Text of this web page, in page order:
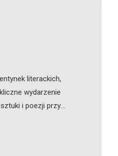
literackich,
wydarzenie
i poezji przy
Cenzura, Hello